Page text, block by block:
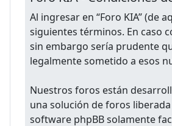
Al ingresar en “Foro KIA” (de
siguientes términos. En caso
sin embargo sería prudente
legalmente sometido a esos
Nuestros foros están
una solución de foros liberada
software phpBB solamente